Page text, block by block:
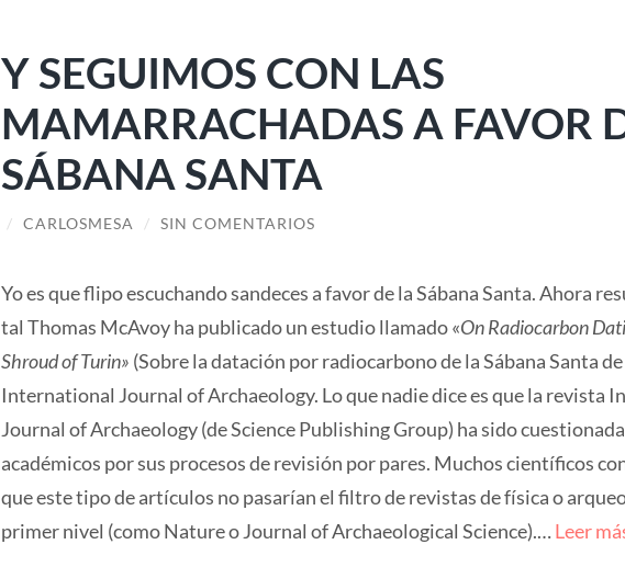
Y SEGUIMOS CON LAS
MAMARRACHADAS A FAVOR
SÁBANA SANTA
/ CARLOSMESA / SIN COMENTARIOS
Yo es que flipo escuchando sandeces a favor de la Sábana Santa. Ahora
tal Thomas McAvoy ha publicado un estudio llamado «On Radiocarbon
Shroud of Turin» (Sobre la datación por radiocarbono de la Sábana Santa
International Journal of Archaeology. Lo que nadie dice es que la revista
Journal of Archaeology (de Science Publishing Group) ha sido
académicos por sus procesos de revisión por pares. Muchos científicos
que este tipo de artículos no pasarían el filtro de revistas de física o
primer nivel (como Nature o Journal of Archaeological Science).…Leer